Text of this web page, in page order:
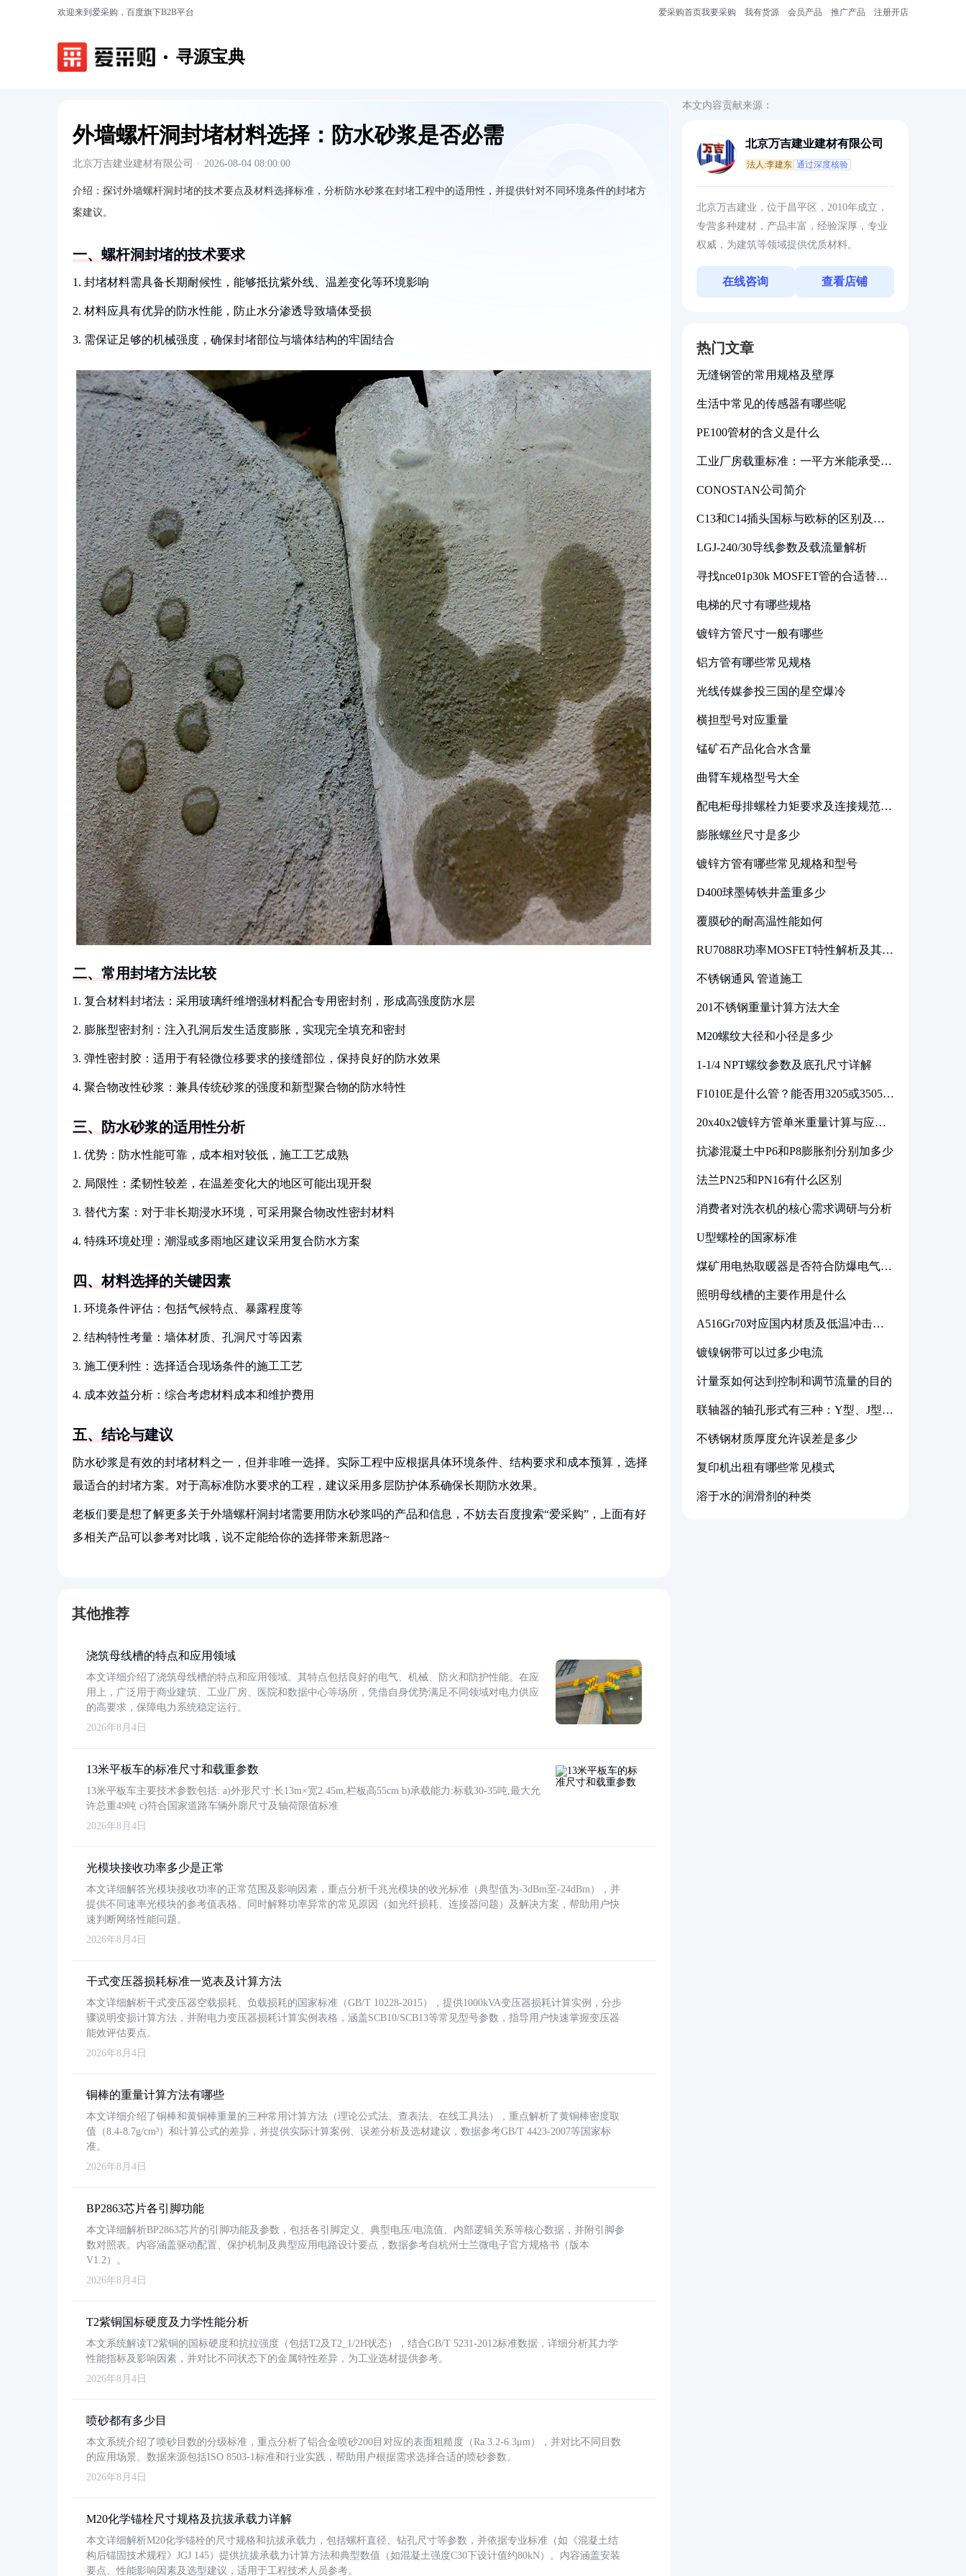
欢迎来到爱采购，百度旗下B2B平台 爱采购首页我要采购 我有货源 会员产品 推广产品 注册开店
寻源宝典
外墙螺杆洞封堵材料选择：防水砂浆是否必需
北京万吉建业建材有限公司 · 2026-08-04 08:00:00
介绍： 探讨外墙螺杆洞封堵的技术要点及材料选择标准，分析防水砂浆在封堵工程中的适用性，并提供针对不同环境条件的封堵方
案建议。
一、螺杆洞封堵的技术要求
1. 封堵材料需具备长期耐候性，能够抵抗紫外线、温差变化等环境影响
2. 材料应具有优异的防水性能，防止水分渗透导致墙体受损
3. 需保证足够的机械强度，确保封堵部位与墙体结构的牢固结合
二、常用封堵方法比较
1. 复合材料封堵法：采用玻璃纤维增强材料配合专用密封剂，形成高强度防水层
2. 膨胀型密封剂：注入孔洞后发生适度膨胀，实现完全填充和密封
3. 弹性密封胶：适用于有轻微位移要求的接缝部位，保持良好的防水效果
4. 聚合物改性砂浆：兼具传统砂浆的强度和新型聚合物的防水特性
三、防水砂浆的适用性分析
1. 优势：防水性能可靠，成本相对较低，施工工艺成熟
2. 局限性：柔韧性较差，在温差变化大的地区可能出现开裂
3. 替代方案：对于非长期浸水环境，可采用聚合物改性密封材料
4. 特殊环境处理：潮湿或多雨地区建议采用复合防水方案
四、材料选择的关键因素
1. 环境条件评估：包括气候特点、暴露程度等
2. 结构特性考量：墙体材质、孔洞尺寸等因素
3. 施工便利性：选择适合现场条件的施工工艺
4. 成本效益分析：综合考虑材料成本和维护费用
五、结论与建议
防水砂浆是有效的封堵材料之一，但并非唯一选择。实际工程中应根据具体环境条件、结构要求和成本预算，选择
最适合的封堵方案。对于高标准防水要求的工程，建议采用多层防护体系确保长期防水效果。
老板们要是想了解更多关于外墙螺杆洞封堵需要用防水砂浆吗的产品和信息，不妨去百度搜索“爱采购”，上面有好
多相关产品可以参考对比哦，说不定能给你的选择带来新思路~
其他推荐
浇筑母线槽的特点和应用领域
本文详细介绍了浇筑母线槽的特点和应用领域。其特点包括良好的电气、机械、防火和防护性能。在应
用上，广泛用于商业建筑、工业厂房、医院和数据中心等场所，凭借自身优势满足不同领域对电力供应
的高要求，保障电力系统稳定运行。
2026年8月4日
13米平板车的标准尺寸和载重参数
13米平板车主要技术参数包括: a)外形尺寸:长13m×宽2.45m,栏板高55cm b)承载能力:标载30-35吨,最大允
许总重49吨 c)符合国家道路车辆外廓尺寸及轴荷限值标准
2026年8月4日
光模块接收功率多少是正常
本文详细解答光模块接收功率的正常范围及影响因素，重点分析千兆光模块的收光标准（典型值为-3dBm至-24dBm），并
提供不同速率光模块的参考值表格。同时解释功率异常的常见原因（如光纤损耗、连接器问题）及解决方案，帮助用户快
速判断网络性能问题。
2026年8月4日
干式变压器损耗标准一览表及计算方法
本文详细解析干式变压器空载损耗、负载损耗的国家标准（GB/T 10228-2015），提供1000kVA变压器损耗计算实例，分步
骤说明变损计算方法，并附电力变压器损耗计算实例表格，涵盖SCB10/SCB13等常见型号参数，指导用户快速掌握变压器
能效评估要点。
2026年8月4日
铜棒的重量计算方法有哪些
本文详细介绍了铜棒和黄铜棒重量的三种常用计算方法（理论公式法、查表法、在线工具法），重点解析了黄铜棒密度取
值（8.4-8.7g/cm³）和计算公式的差异，并提供实际计算案例、误差分析及选材建议，数据参考GB/T 4423-2007等国家标
准。
2026年8月4日
BP2863芯片各引脚功能
本文详细解析BP2863芯片的引脚功能及参数，包括各引脚定义、典型电压/电流值、内部逻辑关系等核心数据，并附引脚参
数对照表。内容涵盖驱动配置、保护机制及典型应用电路设计要点，数据参考自杭州士兰微电子官方规格书（版本
V1.2）。
2026年8月4日
T2紫铜国标硬度及力学性能分析
本文系统解读T2紫铜的国标硬度和抗拉强度（包括T2及T2_1/2H状态），结合GB/T 5231-2012标准数据，详细分析其力学
性能指标及影响因素，并对比不同状态下的金属特性差异，为工业选材提供参考。
2026年8月4日
喷砂都有多少目
本文系统介绍了喷砂目数的分级标准，重点分析了铝合金喷砂200目对应的表面粗糙度（Ra 3.2-6.3μm），并对比不同目数
的应用场景。数据来源包括ISO 8503-1标准和行业实践，帮助用户根据需求选择合适的喷砂参数。
2026年8月4日
M20化学锚栓尺寸规格及抗拔承载力详解
本文详细解析M20化学锚栓的尺寸规格和抗拔承载力，包括螺杆直径、钻孔尺寸等参数，并依据专业标准（如《混凝土结
构后锚固技术规程》JGJ 145）提供抗拔承载力计算方法和典型数值（如混凝土强度C30下设计值约80kN）。内容涵盖安装
要点、性能影响因素及选型建议，适用于工程技术人员参考。
本文内容贡献来源：
北京万吉建业建材有限公司
法人:李建东 通过深度核验
北京万吉建业，位于昌平区，2010年成立，
专营多种建材，产品丰富，经验深厚，专业
权威，为建筑等领域提供优质材料。
在线咨询 查看店铺
热门文章
无缝钢管的常用规格及壁厚
生活中常见的传感器有哪些呢
PE100管材的含义是什么
工业厂房载重标准：一平方米能承受多
CONOSTAN公司简介
C13和C14插头国标与欧标的区别及其
LGJ-240/30导线参数及载流量解析
寻找nce01p30k MOSFET管的合适替代
电梯的尺寸有哪些规格
镀锌方管尺寸一般有哪些
铝方管有哪些常见规格
光线传媒参投三国的星空爆冷
横担型号对应重量
锰矿石产品化合水含量
曲臂车规格型号大全
配电柜母排螺栓力矩要求及连接规范详
膨胀螺丝尺寸是多少
镀锌方管有哪些常见规格和型号
D400球墨铸铁井盖重多少
覆膜砂的耐高温性能如何
RU7088R功率MOSFET特性解析及其在
不锈钢通风 管道施工
201不锈钢重量计算方法大全
M20螺纹大径和小径是多少
1-1/4 NPT螺纹参数及底孔尺寸详解
F1010E是什么管？能否用3205或3505代
20x40x2镀锌方管单米重量计算与应用
抗渗混凝土中P6和P8膨胀剂分别加多少
法兰PN25和PN16有什么区别
消费者对洗衣机的核心需求调研与分析
U型螺栓的国家标准
煤矿用电热取暖器是否符合防爆电气设
照明母线槽的主要作用是什么
A516Gr70对应国内材质及低温冲击要
镀镍钢带可以过多少电流
计量泵如何达到控制和调节流量的目的
联轴器的轴孔形式有三种：Y型、J型、
不锈钢材质厚度允许误差是多少
复印机出租有哪些常见模式
溶于水的润滑剂的种类